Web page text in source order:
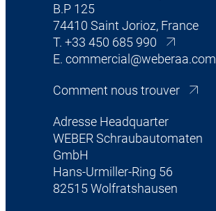
B.P 125
74410 Saint Jorioz, France
T. +33 450 685 990
E. commercial@weberaa.com
Comment nous trouver
Adresse Headquarter
WEBER Schraubautomaten
GmbH
Hans-Urmiller-Ring 56
82515 Wolfratshausen